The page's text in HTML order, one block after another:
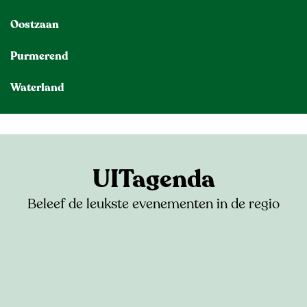
Oostzaan
Purmerend
Waterland
Oostzanerveld
Ilperveld
Het
Twiske
Purmerbos
Eilandspolder
Het
Alkmaarder-
UITagenda
Beleef de leukste evenementen in de regio